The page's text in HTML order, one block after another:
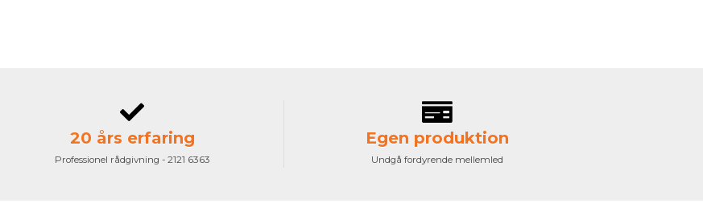
20 års erfaring
Professionel rådgivning - 2121 6363
Egen produktion
Undgå fordyrende mellemled